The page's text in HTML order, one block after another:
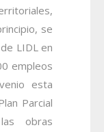
se
LIDL en
empleos
esta
Parcial
obras